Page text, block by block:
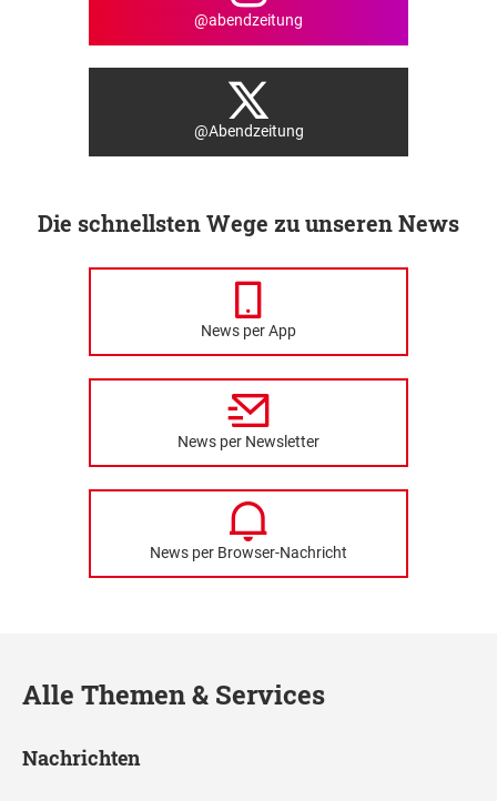
@abendzeitung
@Abendzeitung
Die schnellsten Wege zu unseren News
News per App
News per Newsletter
News per Browser-Nachricht
Alle Themen & Services
Nachrichten